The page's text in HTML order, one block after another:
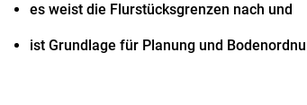
es weist die Flurstücksgrenzen nach und
ist Grundlage für Planung und